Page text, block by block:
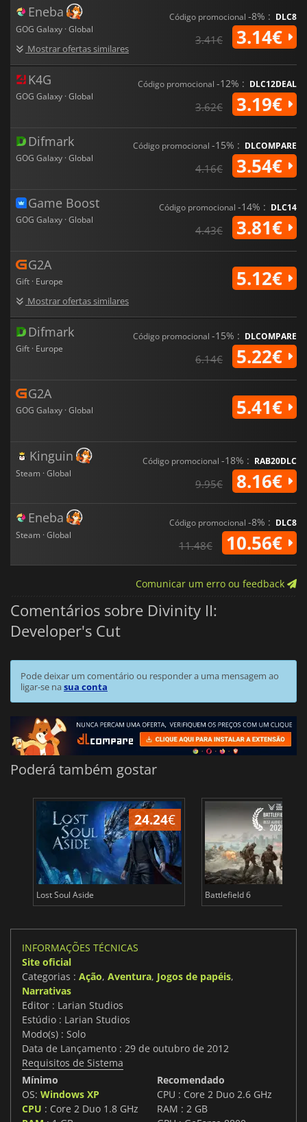
Eneba
GOG Galaxy · Global
Mostrar ofertas similares
Código promocional -8% : DLC8
3.41€ 3.14€
K4G
GOG Galaxy · Global
Código promocional -12% : DLC12DEAL
3.62€ 3.19€
Difmark
GOG Galaxy · Global
Código promocional -15% : DLCOMPARE
4.16€ 3.54€
Game Boost
GOG Galaxy · Global
Código promocional -14% : DLC14
4.43€ 3.81€
G2A
Gift · Europe
Mostrar ofertas similares
5.12€
Difmark
Gift · Europe
Código promocional -15% : DLCOMPARE
6.14€ 5.22€
G2A
GOG Galaxy · Global 5.41€
Kinguin
Steam · Global
Código promocional -18% : RAB20DLC
9.95€ 8.16€
Eneba
Steam · Global
Código promocional -8% : DLC8
11.48€ 10.56€
Comunicar um erro ou feedback
Comentários sobre Divinity II:
Developer's Cut
Pode deixar um comentário ou responder a uma mensagem ao
ligar-se nasua conta
Poderá também gostar
24.24€
Lost Soul Aside Battlefield 6
INFORMAÇÕES TÉCNICAS
Site oficial
Categorias : Ação, Aventura, Jogos de papéis,
Narrativas
Editor : Larian Studios
Estúdio : Larian Studios
Modo(s) : Solo
Data de Lançamento : 29 de outubro de 2012
Requisitos de Sistema
Mínimo
OS: Windows XP
CPU : Core 2 Duo 1.8 GHz
Recomendado
CPU : Core 2 Duo 2.6 GHz
RAM : 2 GB